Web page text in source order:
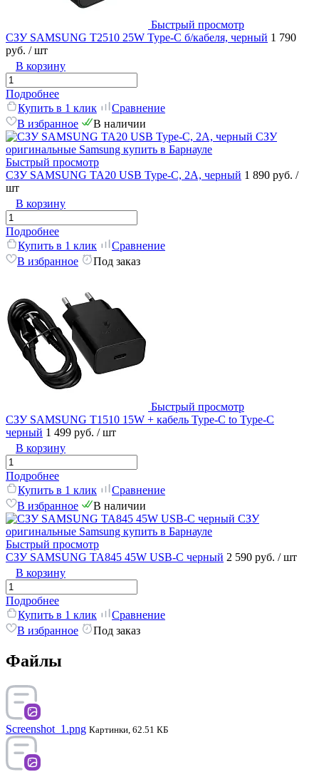
Быстрый просмотр
СЗУ SAMSUNG T2510 25W Type-C б/кабеля, черный 1 790
руб. / шт
В корзину
Подробнее
Купить в 1 клик
Сравнение
В избранное
В наличии
Быстрый просмотр
СЗУ SAMSUNG TA20 USB Type-C, 2A, черный 1 890 руб. /
шт
В корзину
Подробнее
Купить в 1 клик
Сравнение
В избранное
Под заказ
Быстрый просмотр
СЗУ SAMSUNG T1510 15W + кабель Type-C to Type-C
черный 1 499 руб. / шт
В корзину
Подробнее
Купить в 1 клик
Сравнение
В избранное
В наличии
Быстрый просмотр
СЗУ SAMSUNG TA845 45W USB-C черный 2 590 руб. / шт
В корзину
Подробнее
Купить в 1 клик
Сравнение
В избранное
Под заказ
Файлы
Screenshot_1.png Картинки, 62.51 КБ